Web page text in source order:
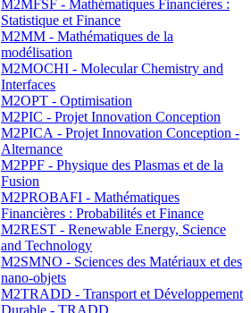
M2MFSF - Mathématiques Financières :
Statistique et Finance
M2MM - Mathématiques de la
modélisation
M2MOCHI - Molecular Chemistry and
Interfaces
M2OPT - Optimisation
M2PIC - Projet Innovation Conception
M2PICA - Projet Innovation Conception -
Alternance
M2PPF - Physique des Plasmas et de la
Fusion
M2PROBAFI - Mathématiques
Financières : Probabilités et Finance
M2REST - Renewable Energy, Science
and Technology
M2SMNO - Sciences des Matériaux et des
nano-objets
M2TRADD - Transport et Développement
Durable - TRADD